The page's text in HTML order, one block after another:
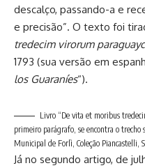
descalço, passando-a e
e precisão”. O texto foi
tredecim virorum
1793 (sua versão em
los Guaraníes“).
Livro “De vita et moribus
primeiro parágrafo, se encontra o trecho
Municipal de Forlì, Coleção Piancastelli,
Já no segundo artigo, de